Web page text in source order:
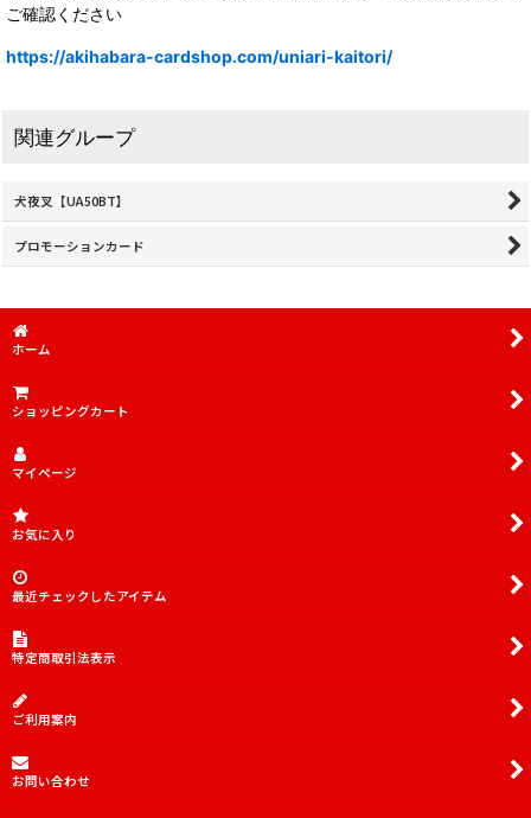
ご確認ください
https://akihabara-cardshop.com/uniari-kaitori/
関連グループ
犬夜叉【UA50BT】
プロモーションカード
ホーム
ショッピングカート
マイページ
お気に入り
最近チェックしたアイテム
特定商取引法表示
ご利用案内
お問い合わせ